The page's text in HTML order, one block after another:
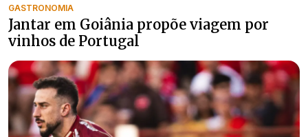
GASTRONOMIA
Jantar em Goiânia propõe viagem por
vinhos de Portugal